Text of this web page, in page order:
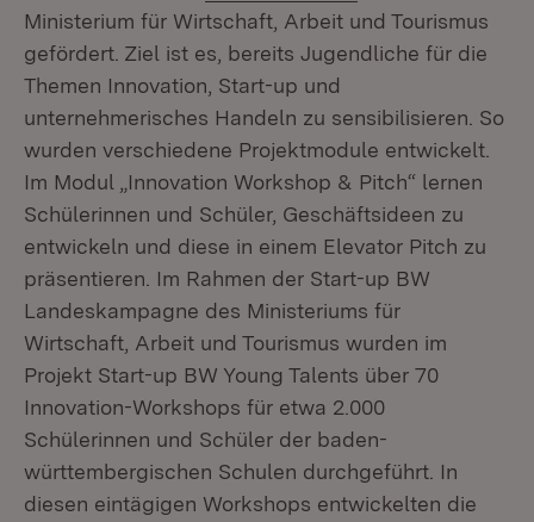
Ministerium für Wirtschaft, Arbeit und Tourismus
gefördert. Ziel ist es, bereits Jugendliche für die
Themen Innovation, Start-up und
unternehmerisches Handeln zu sensibilisieren. So
wurden verschiedene Projektmodule entwickelt.
Im Modul „Innovation Workshop & Pitch“ lernen
Schülerinnen und Schüler, Geschäftsideen zu
entwickeln und diese in einem Elevator Pitch zu
präsentieren. Im Rahmen der Start-up BW
Landeskampagne des Ministeriums für
Wirtschaft, Arbeit und Tourismus wurden im
Projekt Start-up BW Young Talents über 70
Innovation-Workshops für etwa 2.000
Schülerinnen und Schüler der baden-
württembergischen Schulen durchgeführt. In
diesen eintägigen Workshops entwickelten die